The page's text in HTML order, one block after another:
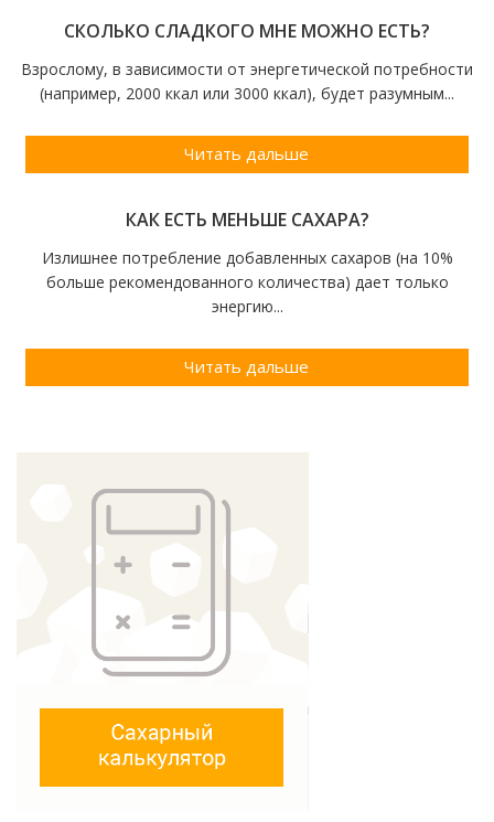
СКОЛЬКО СЛАДКОГО МНЕ МОЖНО ЕСТЬ?
Взрослому, в зависимости от энергетической потребности
(например, 2000 ккал или 3000 ккал), будет разумным...
Читать дальше
КАК ЕСТЬ МЕНЬШЕ САХАРА?
Излишнее потребление добавленных сахаров (на 10%
больше рекомендованного количества) дает только
энергию...
Читать дальше